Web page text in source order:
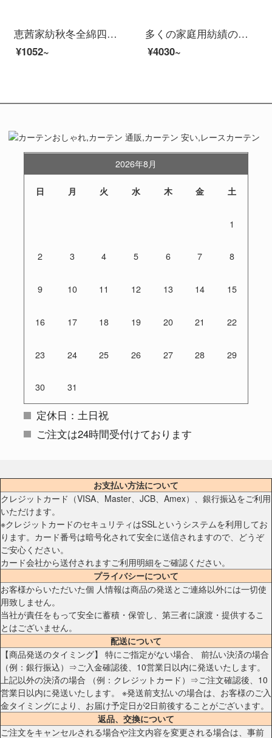
恵茜家紡秋冬全綿四点セットベッド用品四セット純綿斜紋四点セット全綿ベッド用品セット全綿三点セット学生寮布団カバーベッド付き甘美女子供1.8 mベッド適用（2*2.3 m布団カバー）四点セット
¥1052~
多くの家庭用紡績の綿セットが好きです。ブラウン熊アニメ子供四点セットの純綿ベッド用品二人掛けのシーツカバーが可尼兎1.5 mベッド（四点セット）に出会いました。
¥4030~
2026年8月
日 月 火 水 木 金 土
1
2 3 4 5 6 7 8
9 10 11 12 13 14 15
16 17 18 19 20 21 22
23 24 25 26 27 28 29
30 31
定休日：土日祝
ご注文は24時間受付けております
お支払い方法について
クレジットカード（VISA、Master、JCB、Amex）、銀行振込をご利用
いただけます。
※クレジットカードのセキュリティはSSLというシステムを利用してお
ります。カード番号は暗号化されて安全に送信されますので、どうぞ
ご安心ください。
カード会社から送付されますご利用明細をご確認ください。
プライバシーについて
お客様からいただいた個 人情報は商品の発送とご連絡以外には一切使
用致しません。
当社が責任をもって安全に蓄積・保管し、第三者に譲渡・提供するこ
とはございません。
配送について
【商品発送のタイミング】 特にご指定がない場合、 前払い決済の場合
（例：銀行振込）⇒ご入金確認後、10営業日以内に発送いたします。
上記以外の決済の場合 （例：クレジットカード）⇒ご注文確認後、10
営業日以内に発送いたします。 ※発送前支払いの場合は、お客様のご入
金タイミングにより、お届け予定日が2日前後することがございます。
返品、交換について
ご注文をキャンセルされる場合や注文内容を変更される場合は、事前